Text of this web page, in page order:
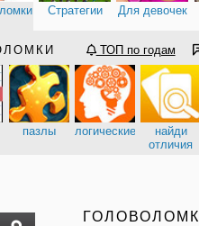
Стратегии Для девочек
ТОП по годам
пазлы логические
найди
отличия